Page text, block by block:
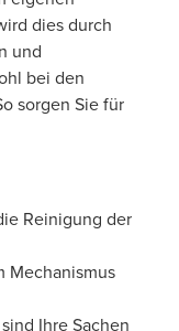
dies durch
und
bei den
sorgen Sie für
Reinigung der
Mechanismus
Ihre Sachen